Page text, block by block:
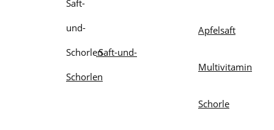
Saft-und-
Schorlen
Apfelsaft
Multivitamin
Schorle